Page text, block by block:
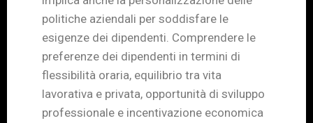
politiche aziendali per soddisfare le
esigenze dei dipendenti. Comprendere le
preferenze dei dipendenti in termini di
flessibilità oraria, equilibrio tra vita
lavorativa e privata, opportunità di sviluppo
professionale e incentivazione economica